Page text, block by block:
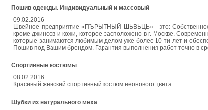
Пошив одежды. Индивидуальный и массовый
09.02.2016
Швейное предприятие «ПЪРЫТНЫЙ ШЬВЬЦЬ» - это:
кроме джинсов и кожи, которое расположено в г. Москве.
которые занимаются любимым делом уже более 10-ти лет и
Пошив под Вашим брендом. Гарантия выполнения работ точно в
Спортивные костюмы
08.02.2016
Красивый женский спортивный костюм неонового цвета..
Шубки из натурального меха